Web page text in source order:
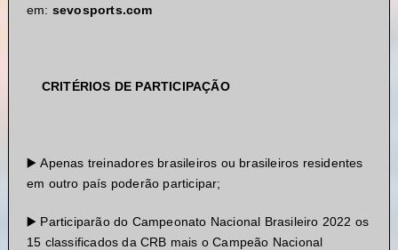
em: sevosports.com
CRITÉRIOS DE PARTICIPAÇÃO
▶️ Apenas treinadores brasileiros ou brasileiros residentes
em outro país poderão participar;
▶️ Participarão do Campeonato Nacional Brasileiro 2022 os
15 classificados da CRB mais o Campeão Nacional